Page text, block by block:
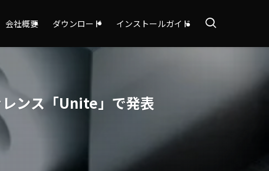
会社概要 ダウンロード インストールガイド
ンス「Unite」で発表